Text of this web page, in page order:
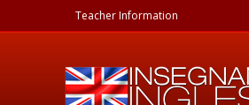
Teacher Information